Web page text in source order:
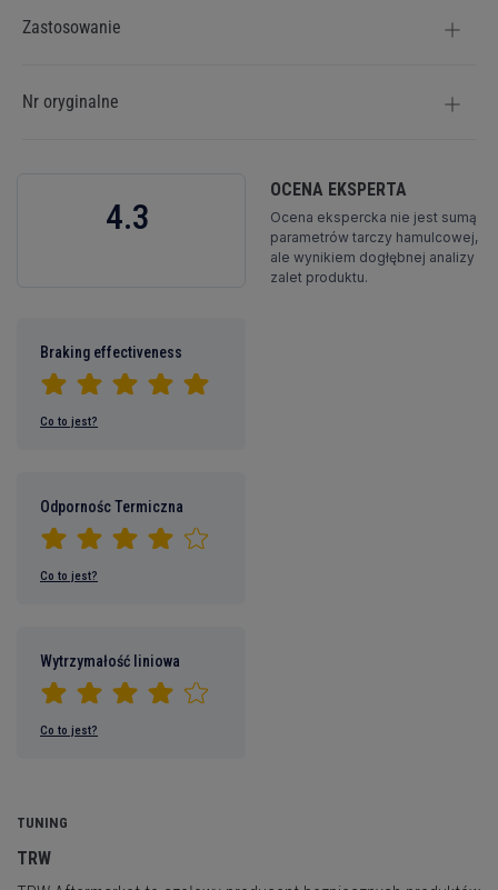
Zastosowanie
Nr oryginalne
4.3
OCENA EKSPERTA
Ocena ekspercka nie jest sumą
parametrów tarczy hamulcowej,
ale wynikiem dogłębnej analizy
zalet produktu.
Braking effectiveness
Co to jest?
Odpornośc Termiczna
Co to jest?
Wytrzymałość liniowa
Co to jest?
TUNING
TRW